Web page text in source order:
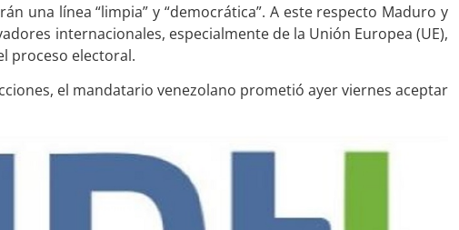
una línea “limpia” y “democrática”. A este respecto Maduro y
internacionales, especialmente de la Unión Europea (UE),
proceso electoral.
el mandatario venezolano prometió ayer viernes aceptar